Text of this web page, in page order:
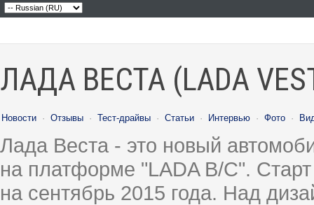
ЛАДА ВЕСТА (LADA
Новости · Отзывы · Тест-драйвы · Статьи · Интервью · Фото ·
Лада Веста - это новый
на платформе "LADA B/C".
на сентябрь 2015 года. Над